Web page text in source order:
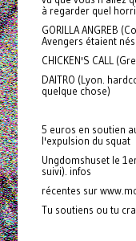
à regarder quel
GORILLA ANGREB
Avengers étaient
CHICKEN'S CALL
DAITRO (Lyon.
quelque chose)
5 euros en soutien
l'expulsion du squat
Ungdomshuset le
suivi). infos
récentes sur
Tu soutiens ou tu